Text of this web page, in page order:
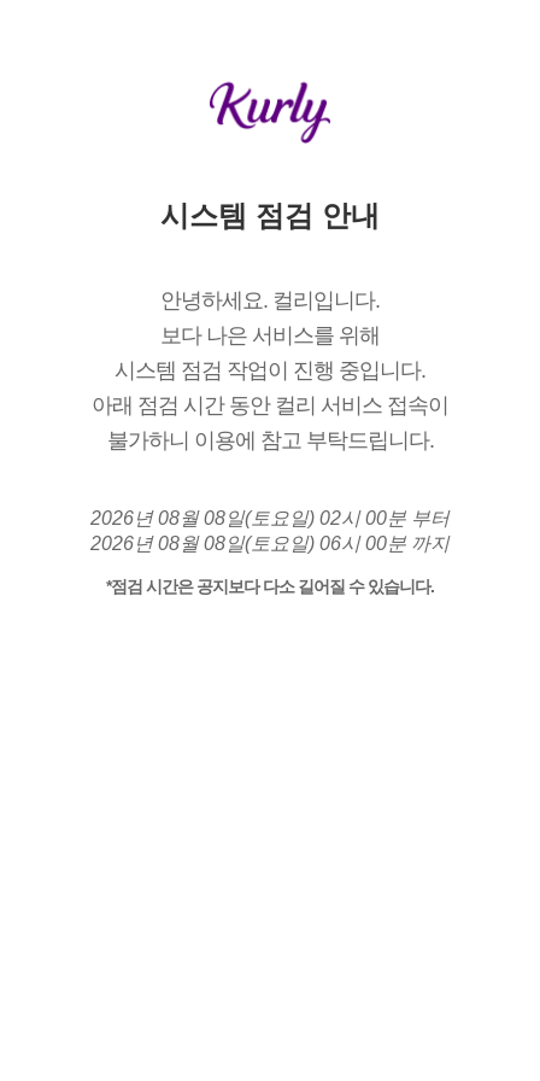
시스템 점검 안내
안녕하세요. 컬리입니다.
보다 나은 서비스를 위해
시스템 점검 작업이 진행 중입니다.
아래 점검 시간 동안 컬리 서비스 접속이
불가하니 이용에 참고 부탁드립니다.
2026년 08월 08일(토요일) 02시 00분 부터
2026년 08월 08일(토요일) 06시 00분 까지
*점검 시간은 공지보다 다소 길어질 수 있습니다.